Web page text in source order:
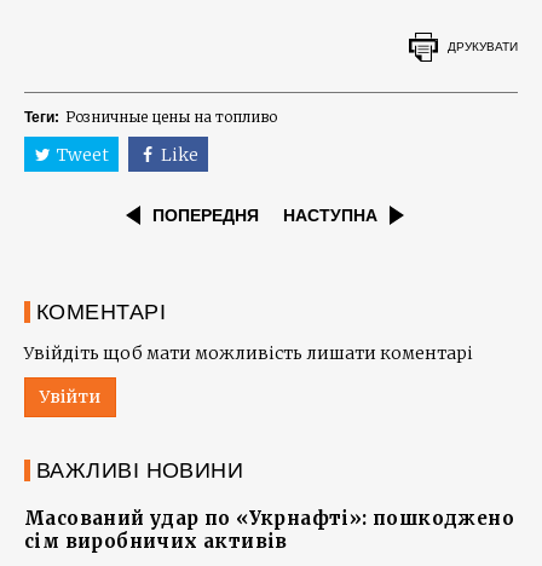
ДРУКУВАТИ
Теги: Розничные цены на топливо
Tweet Like
ПОПЕРЕДНЯ НАСТУПНА
КОМЕНТАРІ
Увійдіть щоб мати можливість лишати коментарі
Увійти
ВАЖЛИВІ НОВИНИ
Масований удар по «Укрнафті»: пошкоджено
сім виробничих активів